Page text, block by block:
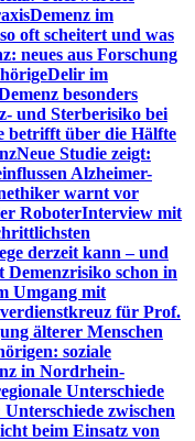
Demenz im
oft scheitert und was
neues aus Forschung
Delir im
besonders
und Sterberisiko bei
betrifft über die Hälfte
Neue Studie zeigt:
Alzheimer-
warnt vor
RoboterInterview mit
derzeit kann – und
schon in
Umgang mit
für Prof.
älterer Menschen
soziale
in Nordrhein-
Unterschiede
zwischen
beim Einsatz von